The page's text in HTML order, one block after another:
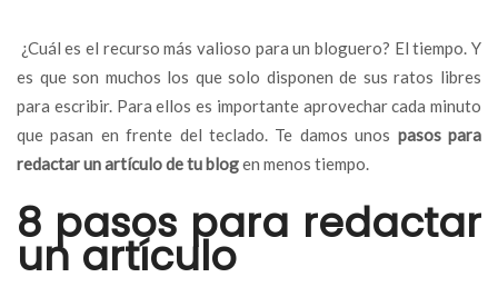
¿Cuál es el recurso más valioso para un bloguero? El tiempo. Y
es que son muchos los que solo disponen de sus ratos libres
para escribir. Para ellos es importante aprovechar cada minuto
que pasan en frente del teclado. Te damos unos pasos para
redactar un artículo de tu blogen menos tiempo.
8 pasos para redactar
un artículo